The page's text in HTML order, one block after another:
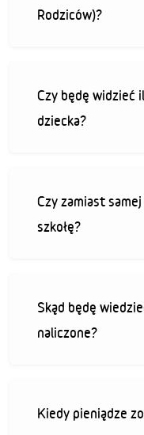
Rodziców)?
Czy będę widzieć
dziecka?
Czy zamiast
szkołę?
Skąd będę
naliczone?
Kiedy pieniądze